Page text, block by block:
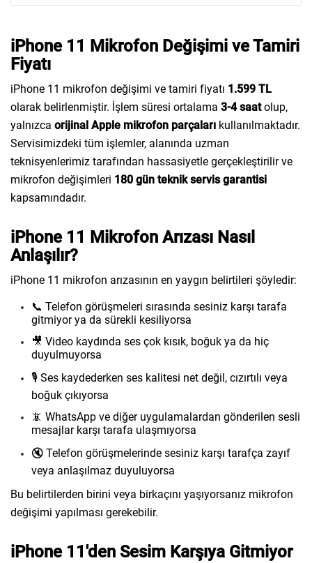
iPhone 11 Mikrofon Değişimi ve Tamiri
Fiyatı
iPhone 11 mikrofon değişimi ve tamiri fiyatı 1.599 TL
olarak belirlenmiştir. İşlem süresi ortalama 3-4 saatolup,
yalnızca orijinal Apple mikrofon parçaları kullanılmaktadır.
Servisimizdeki tüm işlemler, alanında uzman
teknisyenlerimiz tarafından hassasiyetle gerçekleştirilir ve
mikrofon değişimleri 180 gün teknik servis garantisi
kapsamındadır.
iPhone 11 Mikrofon Arızası Nasıl
Anlaşılır?
iPhone 11 mikrofon arızasının en yaygın belirtileri şöyledir:
📞 Telefon görüşmeleri sırasında sesiniz karşı tarafa
gitmiyor ya da sürekli kesiliyorsa
🎥 Video kaydında ses çok kısık, boğuk ya da hiç
duyulmuyorsa
🎙️ Ses kaydederken ses kalitesi net değil, cızırtılı veya
boğuk çıkıyorsa
📵 WhatsApp ve diğer uygulamalardan gönderilen sesli
mesajlar karşı tarafa ulaşmıyorsa
🔇 Telefon görüşmelerinde sesiniz karşı tarafça zayıf
veya anlaşılmaz duyuluyorsa
Bu belirtilerden birini veya birkaçını yaşıyorsanız mikrofon
değişimi yapılması gerekebilir.
iPhone 11'den Sesim Karşıya Gitmiyor